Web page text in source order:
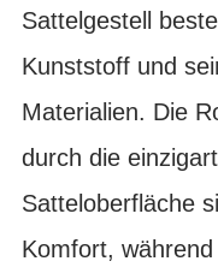
Sattelgestell
Kunststoff und
Materialien. Die
durch die
Satteloberfläche
Komfort,